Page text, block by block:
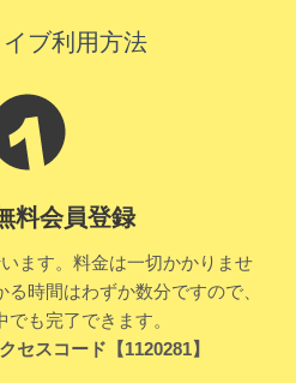
ブ利用方法
料会員登録
ます。料金は一切かかりませ
時間はわずか数分ですので、
でも完了できます。
スコード【1120281】